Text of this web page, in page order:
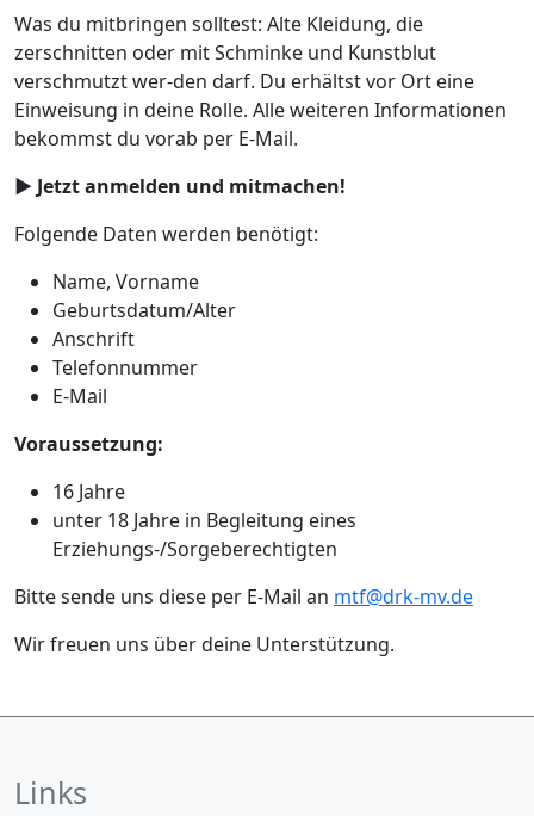
Was du mitbringen solltest: Alte Kleidung, die
zerschnitten oder mit Schminke und Kunstblut
verschmutzt wer-den darf. Du erhältst vor Ort eine
Einweisung in deine Rolle. Alle weiteren Informationen
bekommst du vorab per E-Mail.
► Jetzt anmelden und mitmachen!
Folgende Daten werden benötigt:
Name, Vorname
Geburtsdatum/Alter
Anschrift
Telefonnummer
E-Mail
Voraussetzung:
16 Jahre
unter 18 Jahre in Begleitung eines
Erziehungs-/Sorgeberechtigten
Bitte sende uns diese per E-Mail an mtf@drk-mv.de
Wir freuen uns über deine Unterstützung.
Links